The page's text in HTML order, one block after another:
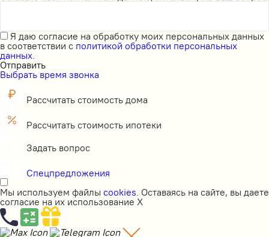
Я даю согласие на обработку моих персональных данных
в соответствии с политикой обработки персональных
данных.
Отправить
Выбрать время звонка
Рассчитать стоимость дома
Рассчитать стоимость ипотеки
Задать вопрос
Спецпредложения
Мы используем файлы cookies . Оставаясь на сайте, вы даете
согласие на их использование X